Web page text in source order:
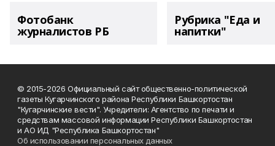
Фотобанк
журналистов РБ
Рубрика "Еда и
напитки"
© 2015-2026 Официальный сайт общественно-политической
газеты Кугарчинского района Республики Башкортостан
"Кугарчинские вести". Учредители: Агентство по печати и
средствам массовой информации Республики Башкортостан
и АО ИД "Республика Башкортостан"
Об использовании персональных данных